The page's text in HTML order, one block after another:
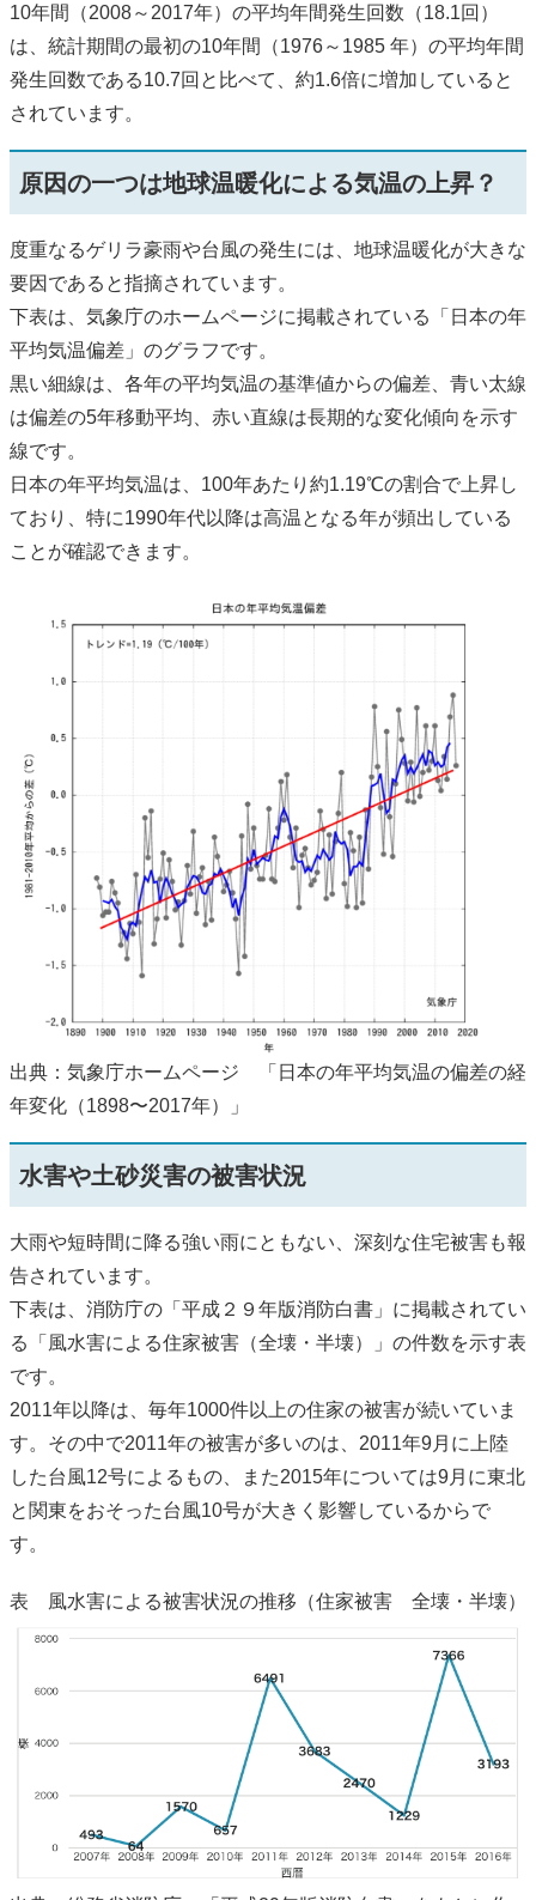
10年間（2008～2017年）の平均年間発生回数（18.1回）
は、統計期間の最初の10年間（1976～1985 年）の平均年間
発生回数である10.7回と比べて、約1.6倍に増加していると
されています。
原因の一つは地球温暖化による気温の上昇？
度重なるゲリラ豪雨や台風の発生には、地球温暖化が大きな
要因であると指摘されています。
下表は、気象庁のホームページに掲載されている「日本の年
平均気温偏差」のグラフです。
黒い細線は、各年の平均気温の基準値からの偏差、青い太線
は偏差の5年移動平均、赤い直線は長期的な変化傾向を示す
線です。
日本の年平均気温は、100年あたり約1.19℃の割合で上昇し
ており、特に1990年代以降は高温となる年が頻出している
ことが確認できます。
出典：気象庁ホームページ 「日本の年平均気温の偏差の経
年変化（1898〜2017年）」
水害や土砂災害の被害状況
大雨や短時間に降る強い雨にともない、深刻な住宅被害も報
告されています。
下表は、消防庁の「平成２９年版消防白書」に掲載されてい
る「風水害による住家被害（全壊・半壊）」の件数を示す表
です。
2011年以降は、毎年1000件以上の住家の被害が続いていま
す。その中で2011年の被害が多いのは、2011年9月に上陸
した台風12号によるもの、また2015年については9月に東北
と関東をおそった台風10号が大きく影響しているからで
す。
表 風水害による被害状況の推移（住家被害 全壊・半壊）